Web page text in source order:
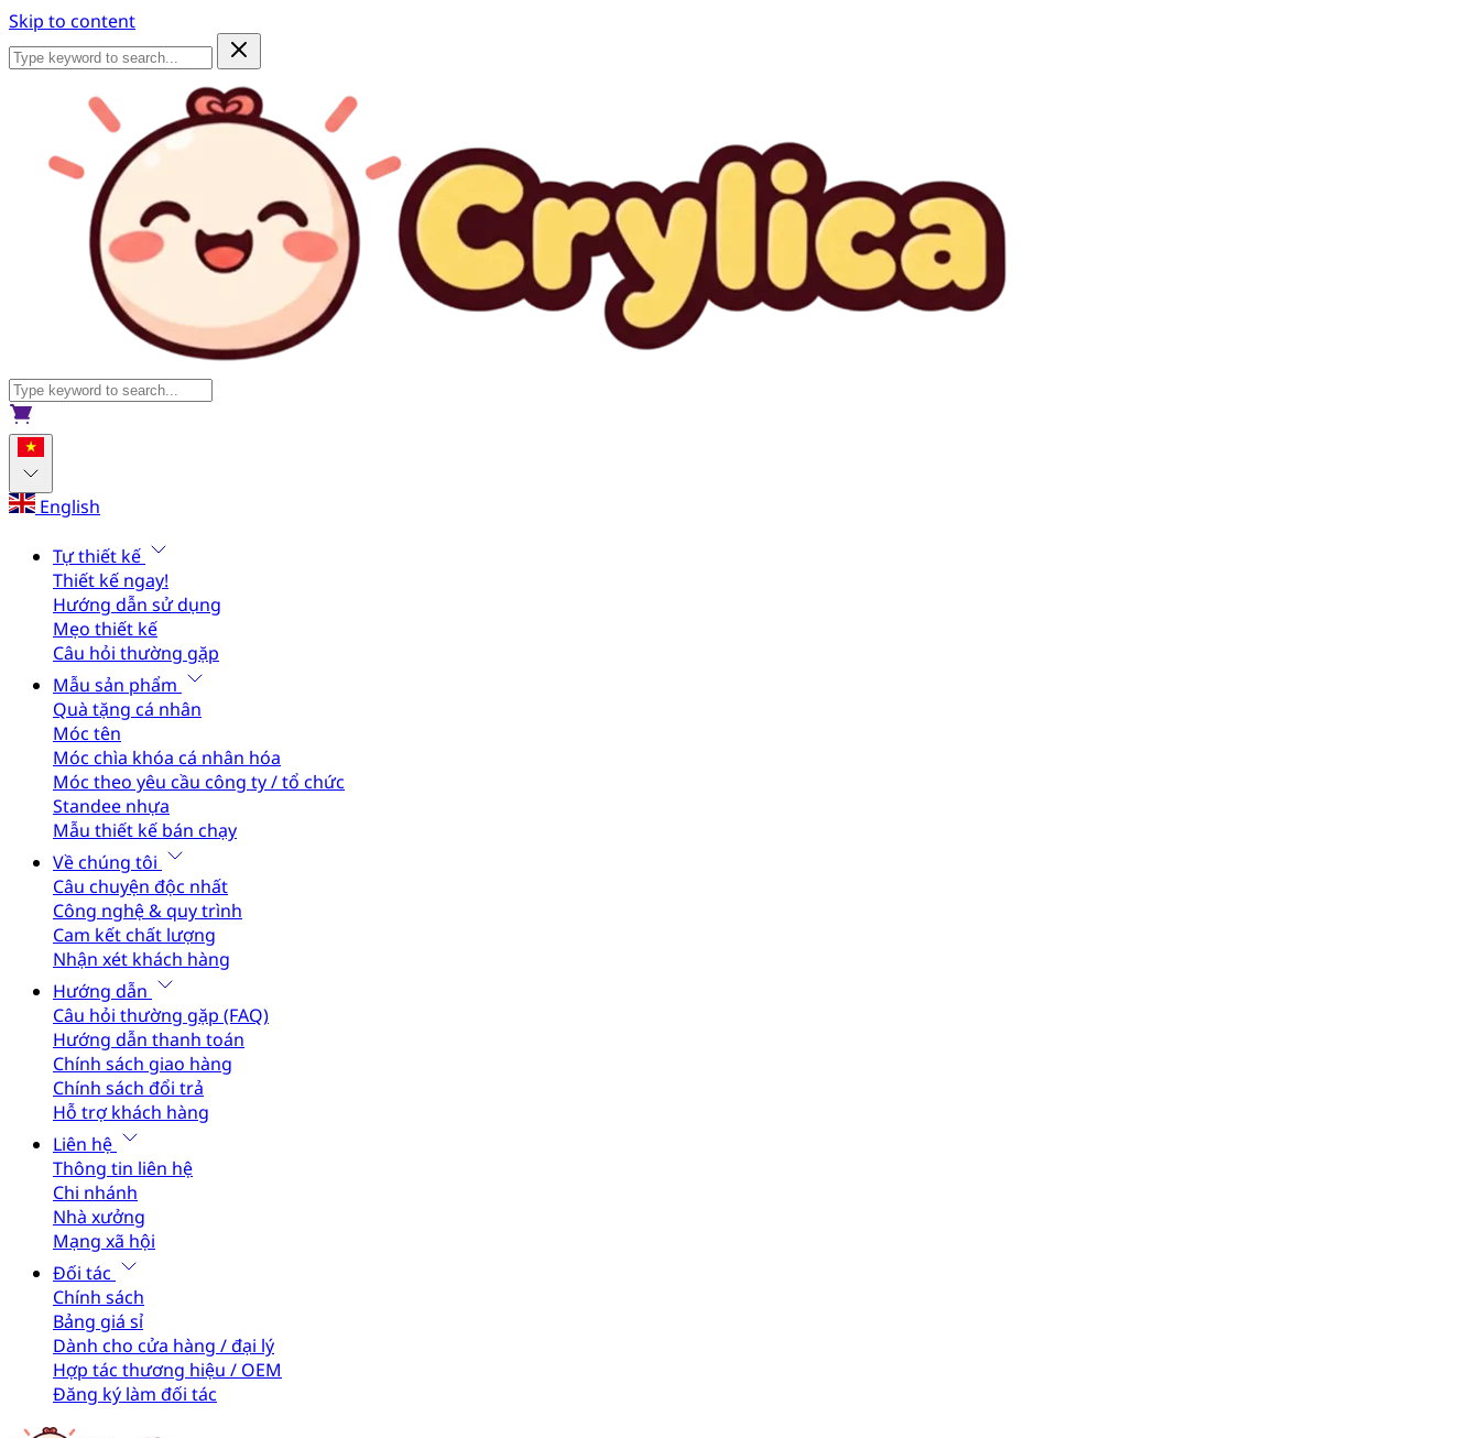
Skip to content
English
Tự thiết kế
Thiết kế ngay!
Hướng dẫn sử dụng
Mẹo thiết kế
Câu hỏi thường gặp
Mẫu sản phẩm
Quà tặng cá nhân
Móc tên
Móc chìa khóa cá nhân hóa
Móc theo yêu cầu công ty / tổ chức
Standee nhựa
Mẫu thiết kế bán chạy
Về chúng tôi
Câu chuyện độc nhất
Công nghệ & quy trình
Cam kết chất lượng
Nhận xét khách hàng
Hướng dẫn
Câu hỏi thường gặp (FAQ)
Hướng dẫn thanh toán
Chính sách giao hàng
Chính sách đổi trả
Hỗ trợ khách hàng
Liên hệ
Thông tin liên hệ
Chi nhánh
Nhà xưởng
Mạng xã hội
Đối tác
Chính sách
Bảng giá sỉ
Dành cho cửa hàng / đại lý
Hợp tác thương hiệu / OEM
Đăng ký làm đối tác